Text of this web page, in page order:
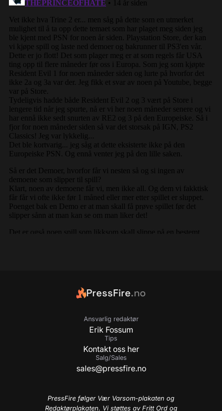
PressFire.no
Ansvarlig redaktør
Erik Fossum
Tips
Kontakt oss her
Salg/Sales
sales@pressfire.no
PressFire følger Vær Varsom-plakaten og
Redaktørplakaten. Vi støttes av Fritt Ord og